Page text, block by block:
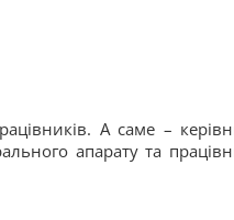
А саме –
апарату та